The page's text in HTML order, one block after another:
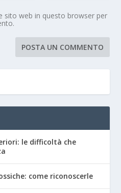
sito web in questo browser per
le difficoltà che
come riconoscerle